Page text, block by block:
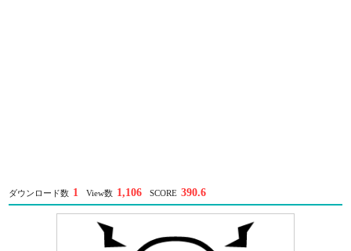
ダウンロード数 1 View数 1,106 SCORE 390.6